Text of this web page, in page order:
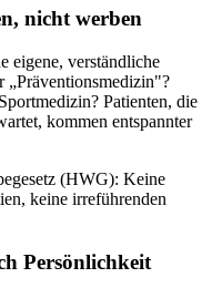
nicht werben
eigene, verständliche
„Präventionsmedizin"?
Patienten, die
kommen entspannter
(HWG): Keine
keine irreführenden
Persönlichkeit